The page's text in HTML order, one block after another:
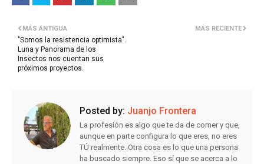
MÁS RECIENTE
MÁS ANTIGUA
"Somos la resistencia optimista".
Luna y Panorama de los
Insectos nos cuentan sus
próximos proyectos.
Posted by: Juanjo Frontera
La profesión es algo que te da de comer y que,
aunque en parte configura lo que eres, no eres
TÚ realmente. Otra cosa es lo que una persona
ha buscado siempre. Eso sí que se acerca a lo